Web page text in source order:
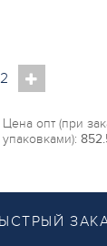
Цена опт (при
упаковками):